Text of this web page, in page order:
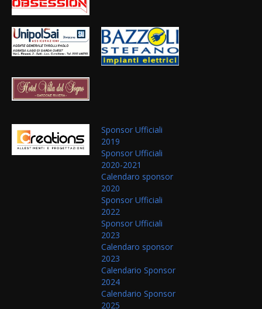
Sponsor Ufficiali
2019
Sponsor Ufficiali
2020-2021
Calendaro sponsor
2020
Sponsor Ufficiali
2022
Sponsor Ufficiali
2023
Calendaro sponsor
2023
Calendario Sponsor
2024
Calendario Sponsor
2025